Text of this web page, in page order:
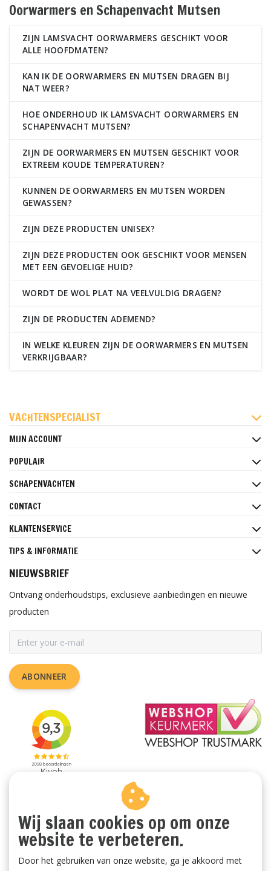
Oorwarmers en Schapenvacht Mutsen
ZIJN LAMSVACHT OORWARMERS GESCHIKT VOOR
ALLE HOOFDMATEN?
KAN IK DE OORWARMERS EN MUTSEN DRAGEN BIJ
NAT WEER?
HOE ONDERHOUD IK LAMSVACHT OORWARMERS EN
SCHAPENVACHT MUTSEN?
ZIJN DE OORWARMERS EN MUTSEN GESCHIKT VOOR
EXTREEM KOUDE TEMPERATUREN?
KUNNEN DE OORWARMERS EN MUTSEN WORDEN
GEWASSEN?
ZIJN DEZE PRODUCTEN UNISEX?
ZIJN DEZE PRODUCTEN OOK GESCHIKT VOOR MENSEN
MET EEN GEVOELIGE HUID?
WORDT DE WOL PLAT NA VEELVULDIG DRAGEN?
ZIJN DE PRODUCTEN ADEMEND?
IN WELKE KLEUREN ZIJN DE OORWARMERS EN MUTSEN
VERKRIJGBAAR?
VACHTENSPECIALIST
MIJN ACCOUNT
POPULAIR
SCHAPENVACHTEN
CONTACT
KLANTENSERVICE
TIPS & INFORMATIE
NIEUWSBRIEF
Ontvang onderhoudstips, exclusieve aanbiedingen en nieuwe
producten
ABONNEER
Wij slaan cookies op om onze
website te verbeteren.
Door het gebruiken van onze website, ga je akkoord met